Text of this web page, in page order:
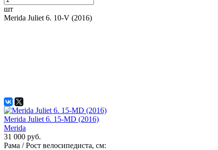
шт
Merida Juliet 6. 10-V (2016)
Merida Juliet 6. 15-MD (2016)
Merida
31 000 руб.
Рама / Рост велосипедиста, см: